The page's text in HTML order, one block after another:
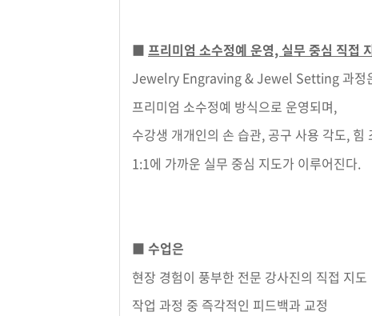
■ 프리미엄 소수정예 운영, 실무 중심 직접
Jewelry Engraving & Jewel Setting 과정
프리미엄 소수정예 방식으로 운영되며,
수강생 개개인의 손 습관, 공구 사용 각도, 힘
1:1에 가까운 실무 중심 지도가 이루어진다.
■ 수업은
현장 경험이 풍부한 전문 강사진의 직접 지도
작업 과정 중 즉각적인 피드백과 교정